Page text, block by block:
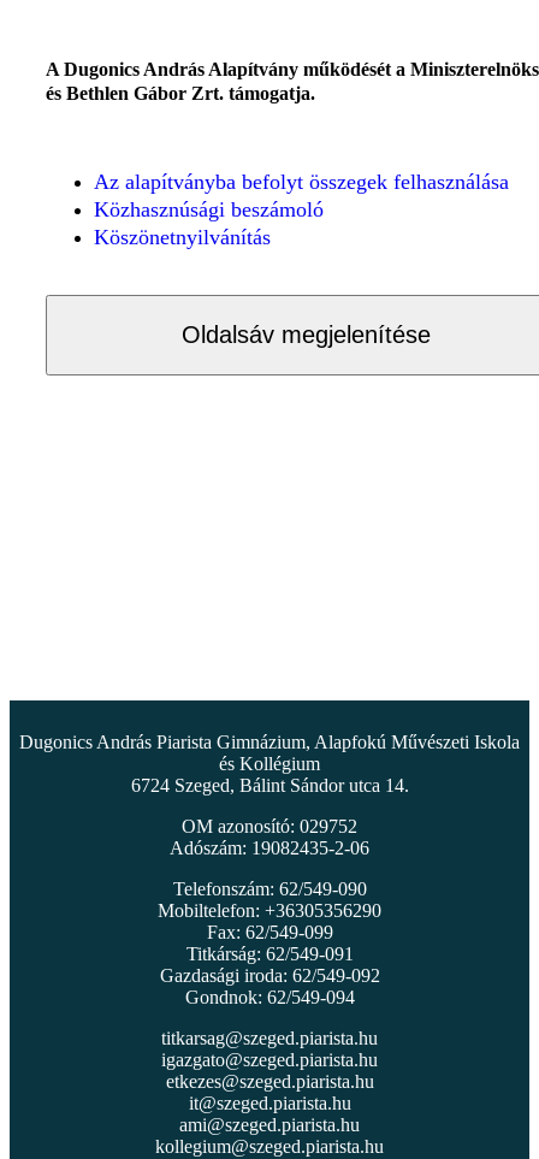
A Dugonics András Alapítvány működését a
és Bethlen Gábor Zrt. támogatja.
Az alapítványba befolyt összegek felhasználása
Közhasznúsági beszámoló
Köszönetnyilvánítás
Oldalsáv megjelenítése
Dugonics András Piarista Gimnázium, Alapfokú Művészeti Iskola
és Kollégium
6724 Szeged, Bálint Sándor utca 14.
OM azonosító: 029752
Adószám: 19082435-2-06
Telefonszám: 62/549-090
Mobiltelefon: +36305356290
Fax: 62/549-099
Titkárság: 62/549-091
Gazdasági iroda: 62/549-092
Gondnok: 62/549-094
titkarsag@szeged.piarista.hu
igazgato@szeged.piarista.hu
etkezes@szeged.piarista.hu
it@szeged.piarista.hu
ami@szeged.piarista.hu
kollegium@szeged.piarista.hu